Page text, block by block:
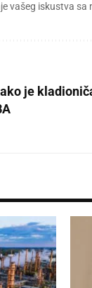
vašeg iskustva
je